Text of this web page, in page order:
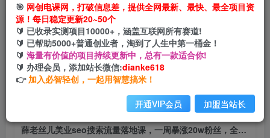
薛老丝儿美业seo搜索流量落地课，一周暴涨20w
粉丝，全干货讲解
网创电课网
2年前发布
924 40
薛老丝儿美业seo搜索流量落地课，一周暴涨20w粉丝，全干货讲解
🎯 网创电课网，打破信息差，提供全网最新、最快、最全项目资
源！每日稳定更新20~50个
🔰 已收录实测项目10000+，涵盖互联网所有赛道!
🔰 已帮助5000+普通创业者，淘到了人生中第一桶金！
🔰 海量有价值的项目持续更新中，总有一款适合你!
🔰 办理会员，添加站长微信:dianke618
👉 加入必智轻创，一起用智慧搞米！
开通VIP会员 加盟当站长